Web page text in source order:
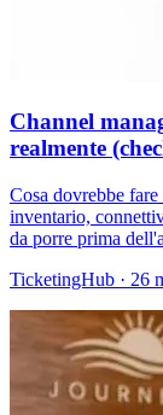
Channel
realmente
Cosa dovrebbe
inventario,
da porre prima
TicketingHub · 26